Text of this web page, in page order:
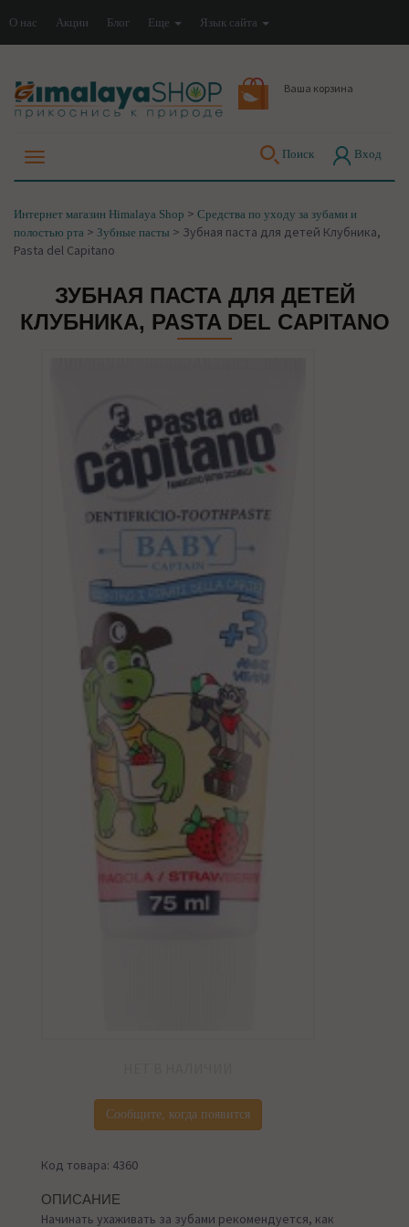
О нас Акции Блог Еще Язык сайта
Ваша корзина
Поиск Вход
Интернет магазин Himalaya Shop > Средства по уходу за зубами и
полостью рта > Зубные пасты > Зубная паста для детей Клубника,
Pasta del Capitano
ЗУБНАЯ ПАСТА ДЛЯ ДЕТЕЙ
КЛУБНИКА, PASTA DEL CAPITANO
Сообщите, когда появится
Код товара: 4360
ОПИСАНИЕ
Начинать ухаживать за зубами рекомендуется, как